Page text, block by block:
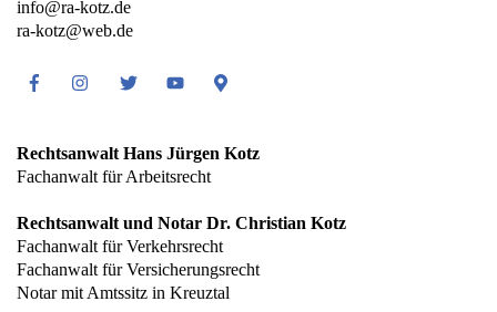
info@ra-kotz.de
ra-kotz@web.de
FacebookInstagramTwitter YoutubeGoogle
Rechtsanwalt Hans Jürgen Kotz
Fachanwalt für Arbeitsrecht
Rechtsanwalt und Notar Dr. Christian Kotz
Fachanwalt für Verkehrsrecht
Fachanwalt für Versicherungsrecht
Notar mit Amtssitz in Kreuztal